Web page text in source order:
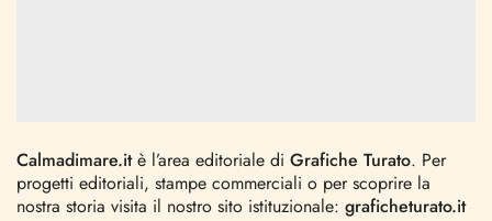
Calmadimare.itè l’area editoriale di Grafiche Turato. Per
progetti editoriali, stampe commerciali o per scoprire la
nostra storia visita il nostro sito istituzionale: graficheturato.it